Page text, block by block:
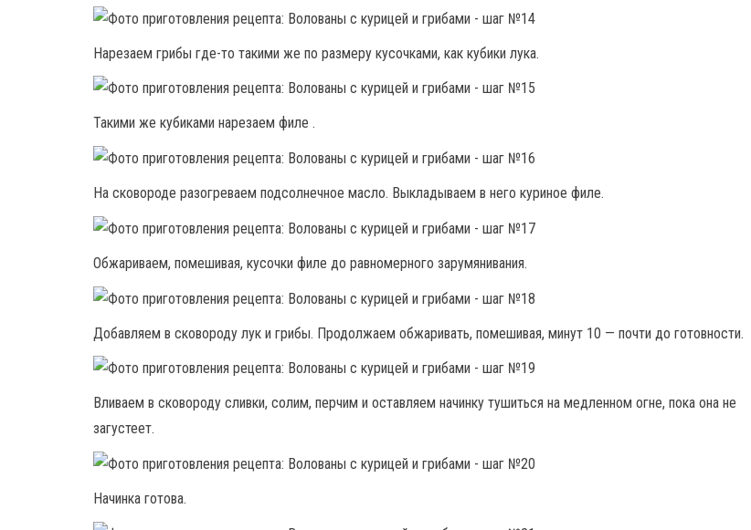
Нарезаем грибы где-то такими же по размеру кусочками, как кубики лука.
Такими же кубиками нарезаем филе .
На сковороде разогреваем подсолнечное масло. Выкладываем в него куриное филе.
Обжариваем, помешивая, кусочки филе до равномерного зарумянивания.
Добавляем в сковороду лук и грибы. Продолжаем обжаривать, помешивая, минут 10 — почти до готовности.
Вливаем в сковороду сливки, солим, перчим и оставляем начинку тушиться на медленном огне, пока она не
загустеет.
Начинка готова.